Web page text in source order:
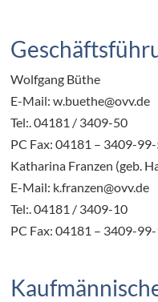
Wolfgang Büthe
E-Mail: w.buethe@ovv.de
Tel:. 04181 / 3409-50
PC Fax: 04181 – 3409-
Katharina Franzen (geb.
E-Mail: k.franzen@ovv.de
Tel:. 04181 / 3409-10
PC Fax: 04181 – 3409-